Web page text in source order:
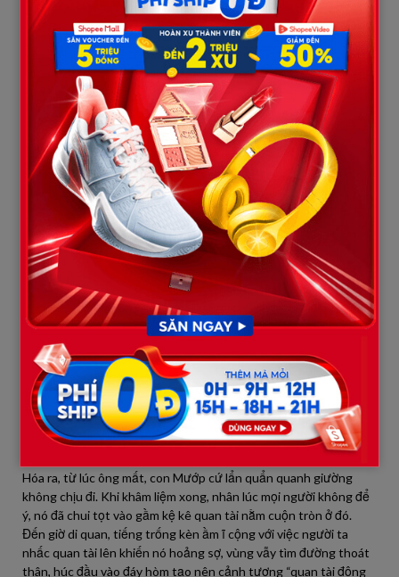
mặt cắt không còn giọt máu. Tôi đứng chết lặng, chân tay run
lẩy bẩy. Chẳng lẽ bố chưa chết? Hay bố có điều gì oan khuất
chưa siêu thoát? Hay là điềm gở báo hiệu tai ương ập xuống gia
đình tôi?
Chiếc khăn phủ trên quan tài trượt xuống một chút. Sự rung lắc
càng lúc càng mạnh hơn, kèm theo những tiếng lục cục va đập
vào thành gỗ nghe rợn người.
– “Thắng! Mày xem thế nào chứ bố mày… bố mày…” – Một ông
chú họ lắp bắp, đẩy tôi về phía trước.
Nuốt nước bọt, tôi lấy hết can đảm bước lại gần. Tim tôi đập
thình thịch như muốn nhảy ra khỏi lồng ngực. Tôi đặt tay lên
nắp quan tài, định mở ra kiểm tra thì…
“MEOOO…. GÀOOOO…”
Một bóng đen to lớn lao vút từ…
phốc lên bàn thờ, làm đổ cả bát hương.
Cả đám đông hét lên, rồi thở phào nhẹ nhõm, có người bật cười
vì sự căng thẳng tột độ vừa được giải tỏa. Đó là con Mướp – con
mèo già mà bố vợ tôi nuôi từ ngày vợ tôi mất.
Hóa ra, từ lúc ông mất, con Mướp cứ lẩn quẩn quanh giường
không chịu đi. Khi khâm liệm xong, nhân lúc mọi người không để
ý, nó đã chui tọt vào gầm kệ kê quan tài nằm cuộn tròn ở đó.
Đến giờ di quan, tiếng trống kèn ầm ĩ cộng với việc người ta
nhấc quan tài lên khiến nó hoảng sợ, vùng vẫy tìm đường thoát
thân, húc đầu vào đáy hòm tạo nên cảnh tượng “quan tài động